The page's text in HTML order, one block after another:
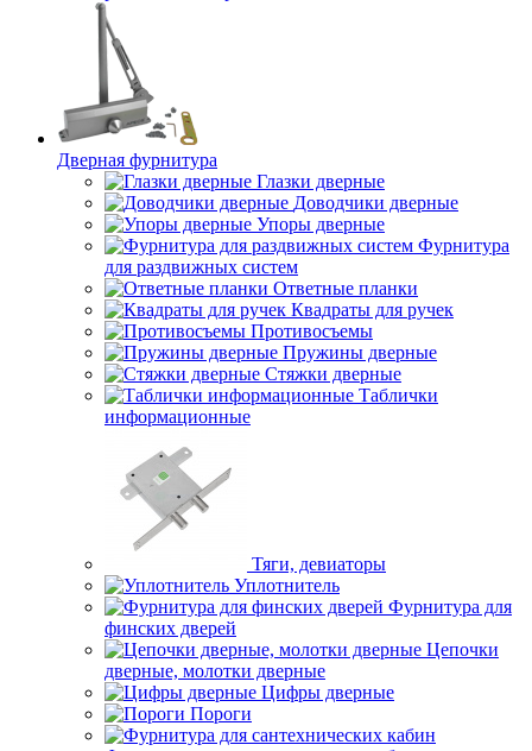
Дверная фурнитура
Глазки дверные
Доводчики дверные
Упоры дверные
Фурнитура
для раздвижных систем
Ответные планки
Квадраты для ручек
Противосъемы
Пружины дверные
Стяжки дверные
Таблички
информационные
Тяги, девиаторы
Уплотнитель
Фурнитура для
финских дверей
Цепочки
дверные, молотки дверные
Цифры дверные
Пороги